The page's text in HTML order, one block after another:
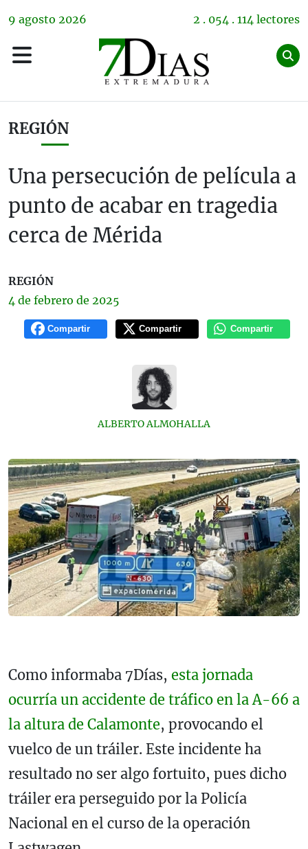
9 agosto 2026 2 . 054 . 114 lectores
REGIÓN
Una persecución de película a
punto de acabar en tragedia
cerca de Mérida
REGIÓN
4 de febrero de 2025
Compartir Compartir Compartir
ALBERTO ALMOHALLA
Como informaba 7Días, esta jornada
ocurría un accidente de tráfico en la A-66 a
la altura de Calamonte, provocando el
vuelco de un tráiler. Este incidente ha
resultado no ser algo fortuito, pues dicho
tráiler era perseguido por la Policía
Nacional en el curso de la operación